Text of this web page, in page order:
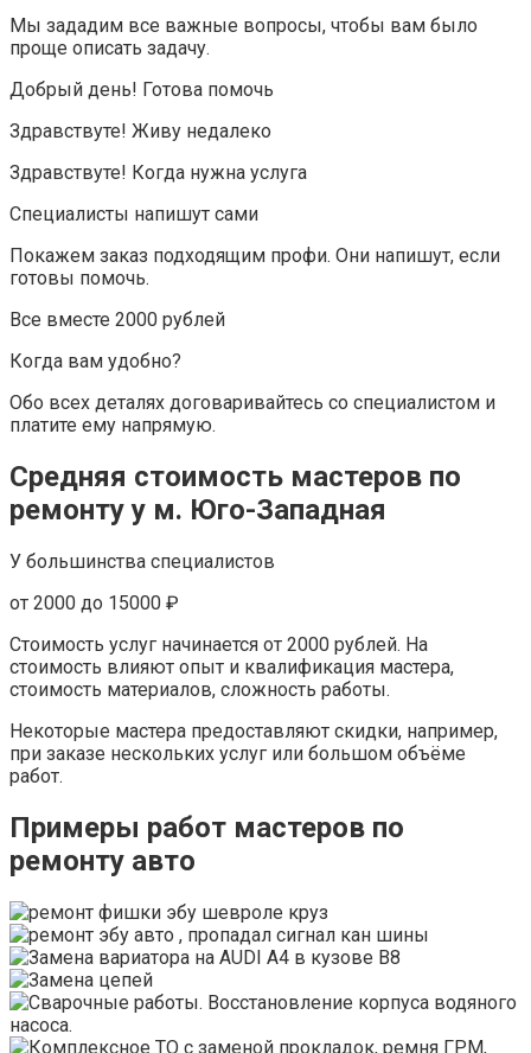
Мы зададим все важные вопросы, чтобы вам было
проще описать задачу.
Добрый день! Готова помочь
Здравствуте! Живу недалеко
Здравствуте! Когда нужна услуга
Специалисты напишут сами
Покажем заказ подходящим профи. Они напишут, если
готовы помочь.
Все вместе 2000 рублей
Когда вам удобно?
Обо всех деталях договаривайтесь со специалистом и
платите ему напрямую.
Средняя стоимость мастеров по
ремонту у м. Юго-Западная
У большинства специалистов
от 2000 до 15000 ₽
Стоимость услуг начинается от 2000 рублей. На
стоимость влияют опыт и квалификация мастера,
стоимость материалов, сложность работы.
Некоторые мастера предоставляют скидки, например,
при заказе нескольких услуг или большом объёме
работ.
Примеры работ мастеров по
ремонту авто